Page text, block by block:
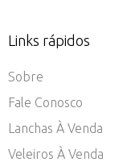
Links rápidos
Sobre
Fale Conosco
Lanchas À Venda
Veleiros À Venda